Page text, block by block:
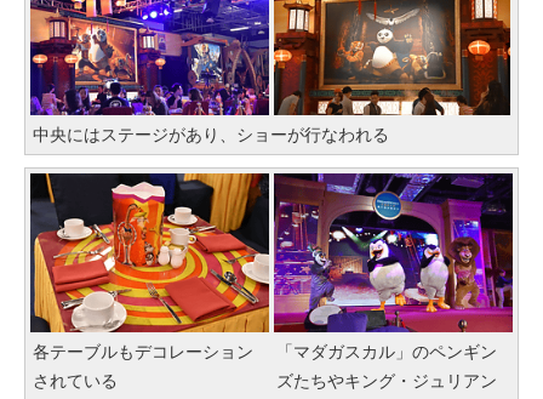
中央にはステージがあり、ショーが行なわれる
各テーブルもデコレーション
されている
「マダガスカル」のペンギン
ズたちやキング・ジュリアン